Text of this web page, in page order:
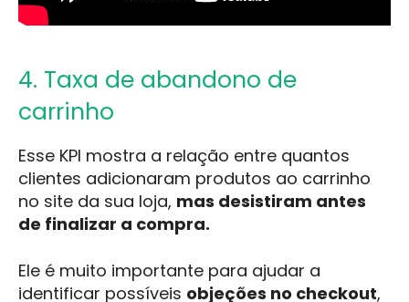
4. Taxa de abandono de
carrinho
Esse KPI mostra a relação entre quantos
clientes adicionaram produtos ao carrinho
no site da sua loja, mas desistiram antes
de finalizar a compra.
Ele é muito importante para ajudar a
identificar possíveis objeções no checkout,